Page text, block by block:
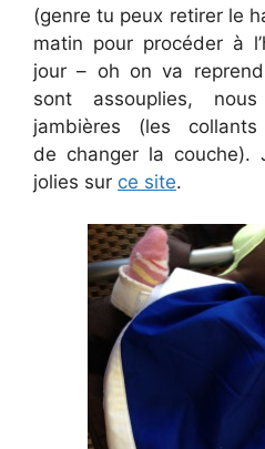
(genre tu peux retirer le
matin pour procéder à
jour – oh on va
sont assouplies,
jambières (les
de changer la couche).
jolies sur ce site.